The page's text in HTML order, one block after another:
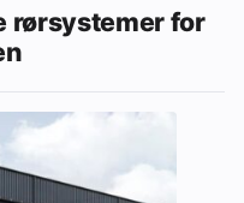
rørsystemer for